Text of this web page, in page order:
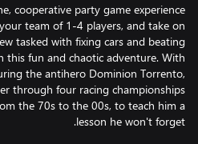
cooperative party game experience
team of 1-4 players, and take on
tasked with fixing cars and beating
this fun and chaotic adventure. With
the antihero Dominion Torrento,
through four racing championships
the 70s to the 00s, to teach him a